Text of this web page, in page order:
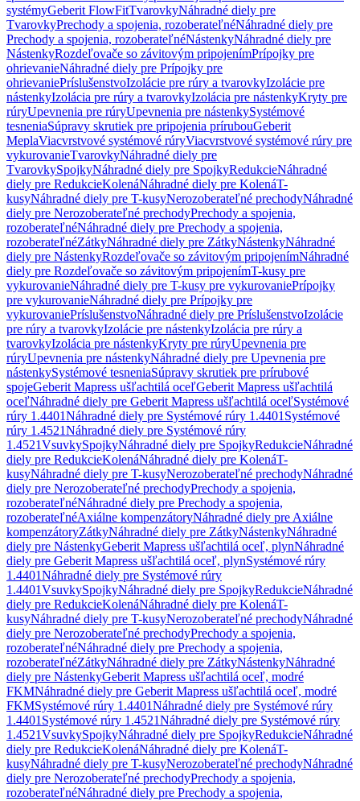
systémyGeberit FlowFitTvarovkyNáhradné diely pre
TvarovkyPrechody a spojenia, rozoberateľnéNáhradné diely pre
Prechody a spojenia, rozoberateľnéNástenkyNáhradné diely pre
NástenkyRozdeľovače so závitovým pripojenímPrípojky pre
ohrievanieNáhradné diely pre Prípojky pre
ohrievaniePríslušenstvoIzolácie pre rúry a tvarovkyIzolácie pre
nástenkyIzolácia pre rúry a tvarovkyIzolácia pre nástenkyKryty pre
rúryUpevnenia pre rúryUpevnenia pre nástenkySystémové
tesneniaSúpravy skrutiek pre pripojenia prírubouGeberit
MeplaViacvrstvové systémové rúryViacvrstvové systémové rúry pre
vykurovanieTvarovkyNáhradné diely pre
TvarovkySpojkyNáhradné diely pre SpojkyRedukcieNáhradné
diely pre RedukcieKolenáNáhradné diely pre KolenáT-
kusyNáhradné diely pre T-kusyNerozoberateľné prechodyNáhradné
diely pre Nerozoberateľné prechodyPrechody a spojenia,
rozoberateľnéNáhradné diely pre Prechody a spojenia,
rozoberateľnéZátkyNáhradné diely pre ZátkyNástenkyNáhradné
diely pre NástenkyRozdeľovače so závitovým pripojenímNáhradné
diely pre Rozdeľovače so závitovým pripojenímT-kusy pre
vykurovanieNáhradné diely pre T-kusy pre vykurovaniePrípojky
pre vykurovanieNáhradné diely pre Prípojky pre
vykurovaniePríslušenstvoNáhradné diely pre PríslušenstvoIzolácie
pre rúry a tvarovkyIzolácie pre nástenkyIzolácia pre rúry a
tvarovkyIzolácia pre nástenkyKryty pre rúryUpevnenia pre
rúryUpevnenia pre nástenkyNáhradné diely pre Upevnenia pre
nástenkySystémové tesneniaSúpravy skrutiek pre prírubové
spojeGeberit Mapress ušľachtilá oceľGeberit Mapress ušľachtilá
oceľNáhradné diely pre Geberit Mapress ušľachtilá oceľSystémové
rúry 1.4401Náhradné diely pre Systémové rúry 1.4401 Systémové
rúry 1.4521Náhradné diely pre Systémové rúry
1.4521VsuvkySpojkyNáhradné diely pre SpojkyRedukcieNáhradné
diely pre RedukcieKolenáNáhradné diely pre KolenáT-
kusyNáhradné diely pre T-kusyNerozoberateľné prechodyNáhradné
diely pre Nerozoberateľné prechodyPrechody a spojenia,
rozoberateľnéNáhradné diely pre Prechody a spojenia,
rozoberateľnéAxiálne kompenzátoryNáhradné diely pre Axiálne
kompenzátoryZátkyNáhradné diely pre ZátkyNástenkyNáhradné
diely pre NástenkyGeberit Mapress ušľachtilá oceľ, plynNáhradné
diely pre Geberit Mapress ušľachtilá oceľ, plynSystémové rúry
1.4401Náhradné diely pre Systémové rúry
1.4401VsuvkySpojkyNáhradné diely pre SpojkyRedukcieNáhradné
diely pre RedukcieKolenáNáhradné diely pre KolenáT-
kusyNáhradné diely pre T-kusyNerozoberateľné prechodyNáhradné
diely pre Nerozoberateľné prechodyPrechody a spojenia,
rozoberateľnéNáhradné diely pre Prechody a spojenia,
rozoberateľnéZátkyNáhradné diely pre ZátkyNástenkyNáhradné
diely pre NástenkyGeberit Mapress ušľachtilá oceľ, modré
FKMNáhradné diely pre Geberit Mapress ušľachtilá oceľ, modré
FKMSystémové rúry 1.4401Náhradné diely pre Systémové rúry
1.4401 Systémové rúry 1.4521Náhradné diely pre Systémové rúry
1.4521VsuvkySpojkyNáhradné diely pre SpojkyRedukcieNáhradné
diely pre RedukcieKolenáNáhradné diely pre KolenáT-
kusyNáhradné diely pre T-kusyNerozoberateľné prechodyNáhradné
diely pre Nerozoberateľné prechodyPrechody a spojenia,
rozoberateľnéNáhradné diely pre Prechody a spojenia,